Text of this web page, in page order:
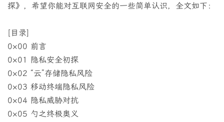
探》，希望你能对互联网安全的一些简单认识，全文如下：
[目录]
0×00 前言
0×01 隐私安全初探
0×02 “云”存储隐私风险
0×03 移动终端隐私风险
0×04 隐私威胁对抗
0×05 勺之终极奥义